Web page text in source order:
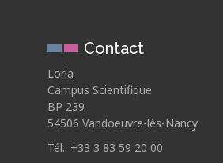
Contact
Loria
Campus Scientifique
BP 239
54506 Vandoeuvre-lès-Nancy
Tél.: +33 3 83 59 20 00